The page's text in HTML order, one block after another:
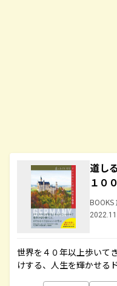
道し
１００
BOOKS
世界を４０年以上歩いて
けする、人生を輝かせる